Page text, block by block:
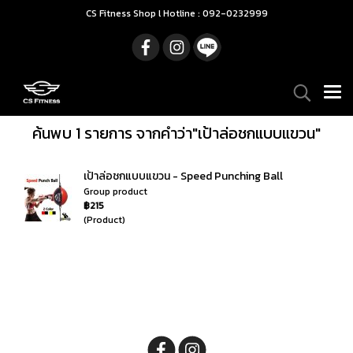
CS Fitness Shop l Hotline : 092-0232999
ค้นพบ 1 รายการ จากคำว่า"เป้าล่อชกแบบแขวน"
เป้าล่อชกแบบแขวน - Speed Punching Ball
Group product
฿215
(Product)